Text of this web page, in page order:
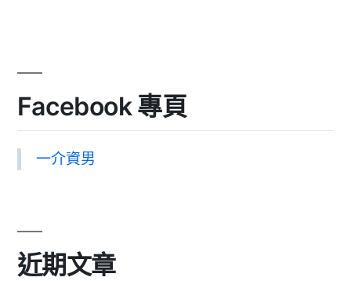
Facebook 專頁
一介資男
近期文章